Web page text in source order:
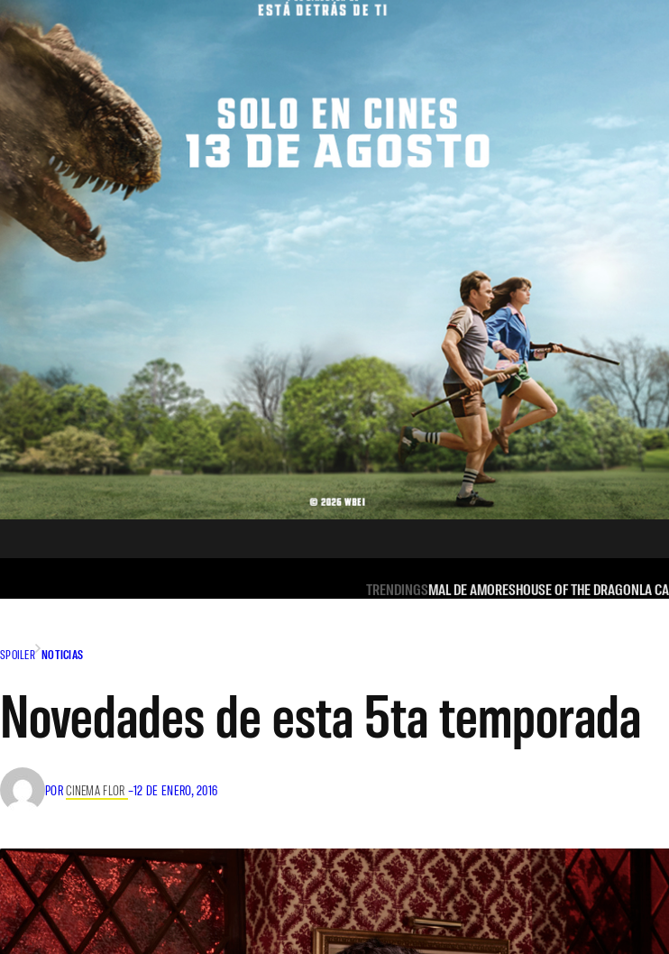
TRENDINGSMAL DE AMORESHOUSE OF THE DRAGONLA
SPOILER NOTICIAS
Novedades de esta 5ta temporada
PORCINEMA FLOR –12 DE ENERO, 2016